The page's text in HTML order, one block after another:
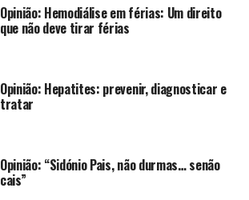
Opinião: Hemodiálise em férias: Um direito
que não deve tirar férias
Opinião: Hepatites: prevenir, diagnosticar e
tratar
Opinião: “Sidónio Pais, não durmas… senão
cais”